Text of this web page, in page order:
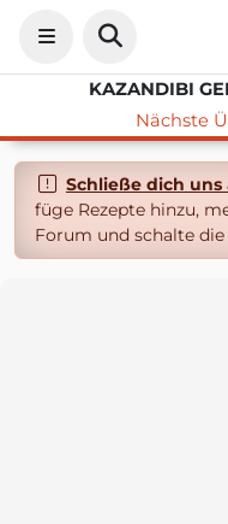
Nächste
Schließe dich uns
füge Rezepte hinzu,
Forum und schalte